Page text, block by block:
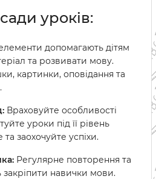
уроків:
елементи допомагають дітям
та розвивати мову.
картинки, оповідання та
Враховуйте особливості
уроки під її рівень
заохочуйте успіхи.
Регулярне повторення та
навички мови.